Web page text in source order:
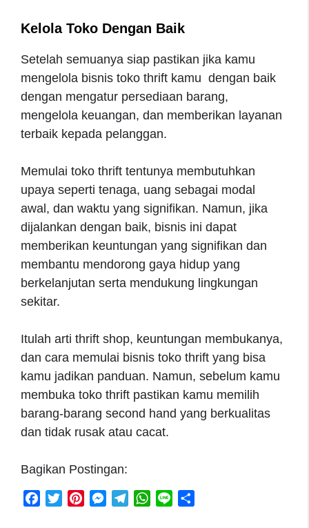
Kelola Toko Dengan Baik
Setelah semuanya siap pastikan jika kamu
mengelola bisnis toko thrift kamu dengan baik
dengan mengatur persediaan barang,
mengelola keuangan, dan memberikan layanan
terbaik kepada pelanggan.
Memulai toko thrift tentunya membutuhkan
upaya seperti tenaga, uang sebagai modal
awal, dan waktu yang signifikan. Namun, jika
dijalankan dengan baik, bisnis ini dapat
memberikan keuntungan yang signifikan dan
membantu mendorong gaya hidup yang
berkelanjutan serta mendukung lingkungan
sekitar.
Itulah arti thrift shop, keuntungan membukanya,
dan cara memulai bisnis toko thrift yang bisa
kamu jadikan panduan. Namun, sebelum kamu
membuka toko thrift pastikan kamu memilih
barang-barang second hand yang berkualitas
dan tidak rusak atau cacat.
Bagikan Postingan:
M
W